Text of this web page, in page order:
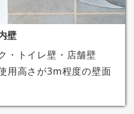
壁
・トイレ壁・店舗壁
用高さが3m程度の壁面